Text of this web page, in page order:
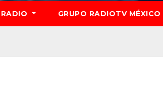
RADIO GRUPO RADIOTV MÉXICO